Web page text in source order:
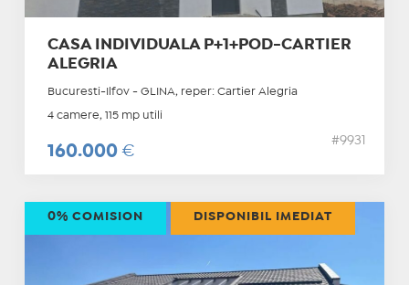
CASA INDIVIDUALA P+1+POD-CARTIER
ALEGRIA
Bucuresti-Ilfov - GLINA, reper: Cartier Alegria
4 camere, 115 mp utili
160.000 €
#9931
0% COMISION DISPONIBIL IMEDIAT